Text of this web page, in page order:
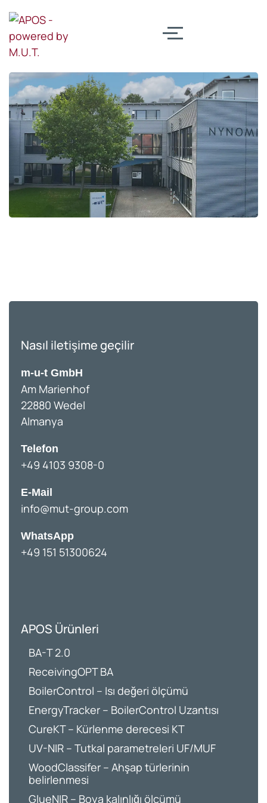
Nasıl iletişime geçilir
m-u-t GmbH
Am Marienhof
22880 Wedel
Almanya
Telefon
+49 4103 9308-0
E-Mail
info@mut-group.com
WhatsApp
+49 151 51300624
APOS Ürünleri
BA-T 2.0
ReceivingOPT BA
BoilerControl – Isı değeri ölçümü
EnergyTracker – BoilerControl Uzantısı
CureKT – Kürlenme derecesi KT
UV-NIR – Tutkal parametreleri UF/MUF
WoodClassifer – Ahşap türlerinin
belirlenmesi
GlueNIR – Boya kalınlığı ölçümü